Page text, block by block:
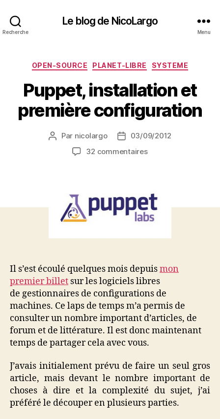
Recherche
Le blog de NicoLargo
Menu
Catégories
OPEN-SOURCE PLANET-LIBRE SYSTEME
Puppet, installation et
première configuration
Auteur
l’article
Par nicolargo
Date03/09/2012
32 commentairessur
première
configuration
Il s’est écoulé quelques mois depuismon
premier billet sur les logiciels libres
de gestionnaires de configurations de
machines. Ce laps de temps m’a permis de
consulter un nombre important d’articles, de
forum et de littérature. Il est donc maintenant
temps de partager cela avec vous.
J’avais initialement prévu de faire un seul gros
article, mais devant le nombre important de
choses à dire et la complexité du sujet, j’ai
préféré le découper en plusieurs parties.